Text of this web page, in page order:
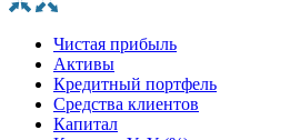
Чистая прибыль
Активы
Кредитный портфель
Средства клиентов
Капитал